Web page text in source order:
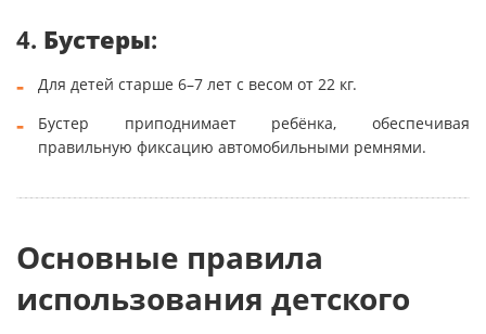
4. Бустеры:
Для детей старше 6–7 лет с весом от 22 кг.
Бустер приподнимает ребёнка, обеспечивая
правильную фиксацию автомобильными ремнями.
Основные правила
использования детского